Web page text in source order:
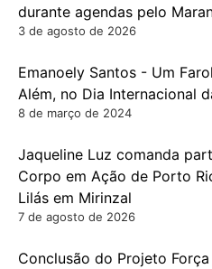
durante agendas pelo
3 de agosto de 2026
Emanoely Santos - Um
Além, no Dia Internacional
8 de março de 2024
Jaqueline Luz comanda
Corpo em Ação de Porto
Lilás em Mirinzal
7 de agosto de 2026
Conclusão do Projeto